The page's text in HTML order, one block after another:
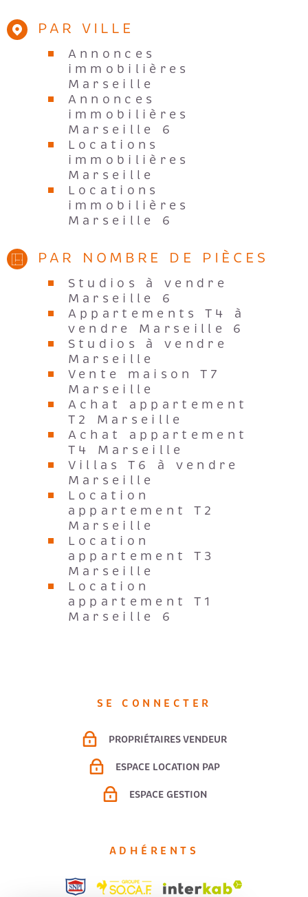
PAR VILLE
Annonces
immobilières
Marseille
Annonces
immobilières
Marseille 6
Locations
immobilières
Marseille
Locations
immobilières
Marseille 6
PAR NOMBRE DE PIÈCES
Studios à vendre
Marseille 6
Appartements T4 à
vendre Marseille 6
Studios à vendre
Marseille
Vente maison T7
Marseille
Achat appartement
T2 Marseille
Achat appartement
T4 Marseille
Villas T6 à vendre
Marseille
Location
appartement T2
Marseille
Location
appartement T3
Marseille
Location
appartement T1
Marseille 6
SE CONNECTER
PROPRIÉTAIRES VENDEUR
ESPACE LOCATION PAP
ESPACE GESTION
ADHÉRENTS